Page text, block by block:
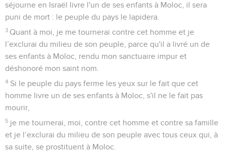
séjourne en Israël livre l'un de ses enfants à Moloc, il sera
puni de mort : le peuple du pays le lapidera.
3 Quant à moi, je me tournerai contre cet homme et je
l’exclurai du milieu de son peuple, parce qu'il a livré un de
ses enfants à Moloc, rendu mon sanctuaire impur et
déshonoré mon saint nom.
4 Si le peuple du pays ferme les yeux sur le fait que cet
homme livre un de ses enfants à Moloc, s'il ne le fait pas
mourir,
5 je me tournerai, moi, contre cet homme et contre sa famille
et je l’exclurai du milieu de son peuple avec tous ceux qui, à
sa suite, se prostituent à Moloc.